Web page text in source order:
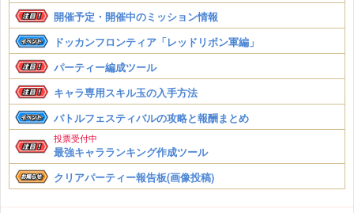
開催予定・開催中のミッション情報
ドッカンフロンティア「レッドリボン軍編」
パーティー編成ツール
キャラ専用スキル玉の入手方法
バトルフェスティバルの攻略と報酬まとめ
投票受付中
最強キャラランキング作成ツール
クリアパーティー報告板(画像投稿)